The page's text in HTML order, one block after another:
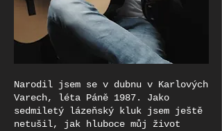
Narodil jsem se v dubnu v Karlových
Varech, léta Páně 1987. Jako
sedmiletý lázeňský kluk jsem ještě
netušil, jak hluboce můj život